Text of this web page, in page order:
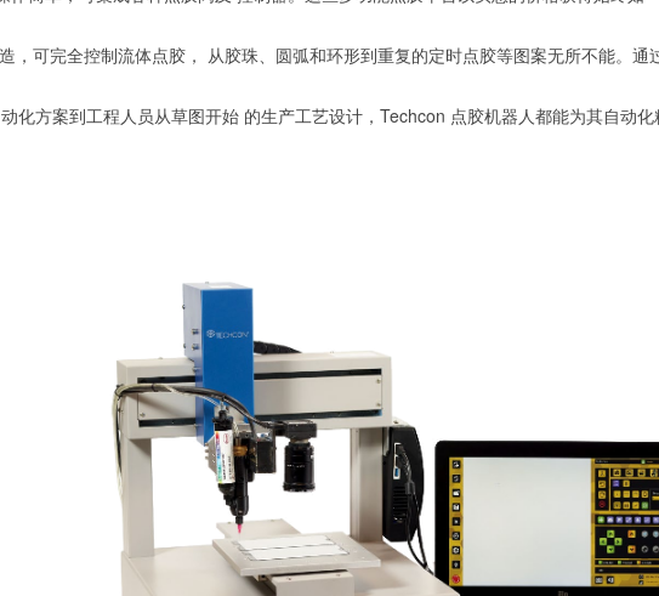
，可完全控制流体点胶， 从胶珠、圆弧和环形到重复的定时点胶等图案无所不能。通
化方案到工程人员从草图开始 的生产工艺设计，Techcon 点胶机器人都能为其自动